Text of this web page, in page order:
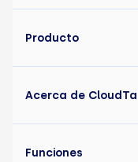
Producto
Acerca de
Funciones